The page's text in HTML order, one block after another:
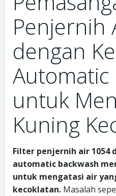
Penjernih
dengan
Automatic
untuk
Kuning
Filter penjernih air 1054
automatic backwash
untuk mengatasi air
kecoklatan. Masalah